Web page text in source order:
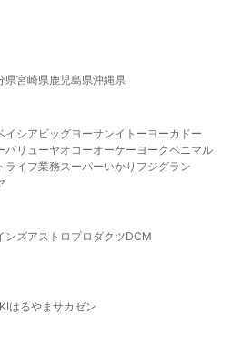
県宮崎県鹿児島県沖縄県
イシア ビッグヨーサンイトーヨーカドー
バリューヤオコーオーケー ヨークベニマル
ライフ業務スーパーいかり フジグラン
ンズアストロプロダクツDCM
はるやま サカゼン